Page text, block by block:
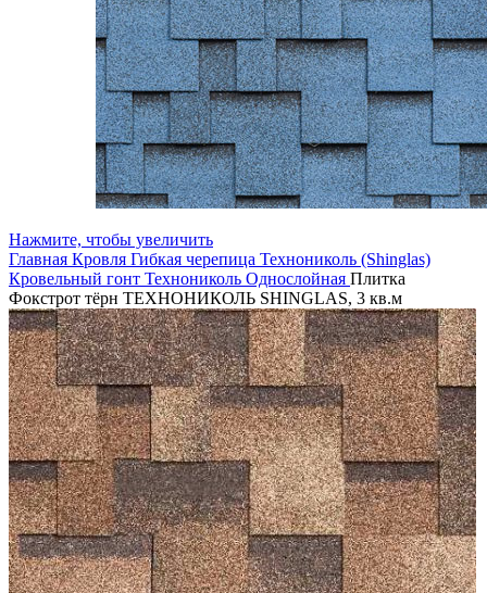
Нажмите, чтобы увеличить
Главная Кровля Гибкая черепица Технониколь (Shinglas)
Кровельный гонт Технониколь Однослойная Плитка
Фокстрот тёрн ТЕХНОНИКОЛЬ SHINGLAS, 3 кв.м